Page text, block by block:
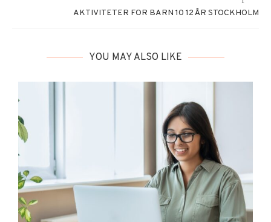
AKTIVITETER FOR BARN 10 12 ÅR STOCKHOLM
YOU MAY ALSO LIKE